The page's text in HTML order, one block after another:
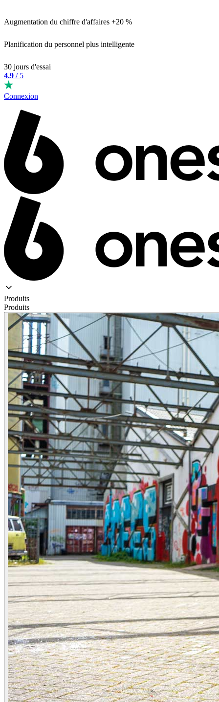
Augmentation du chiffre d'affaires +20 %
Planification du personnel plus intelligente
30 jours d'essai
4.9 / 5
Connexion
Produits
Produits